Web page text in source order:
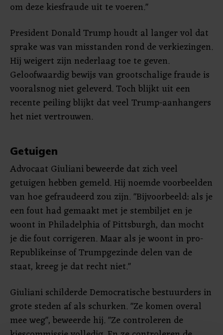
om deze kiesfraude uit te voeren."
President Donald Trump houdt al langer vol dat
sprake was van misstanden rond de verkiezingen.
Hij weigert zijn nederlaag toe te geven.
Geloofwaardig bewijs van grootschalige fraude is
vooralsnog niet geleverd. Toch blijkt uit een
recente peiling blijkt dat veel Trump-aanhangers
het niet vertrouwen.
Getuigen
Advocaat Giuliani beweerde dat zich veel
getuigen hebben gemeld. Hij noemde voorbeelden
van hoe gefraudeerd zou zijn. "Bijvoorbeeld: als je
een fout had gemaakt met je stembiljet en je
woont in Philadelphia of Pittsburgh, dan mocht
je die fout corrigeren. Maar als je woont in pro-
Republikeinse of Trumpgezinde delen van de
staat, kreeg je dat recht niet."
Giuliani schilderde Democratische bestuurders in
grote steden af als schurken. "Ze komen overal
mee weg", beweerde hij. "Ze controleren de